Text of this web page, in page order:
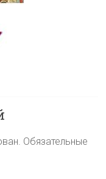
Обязательные